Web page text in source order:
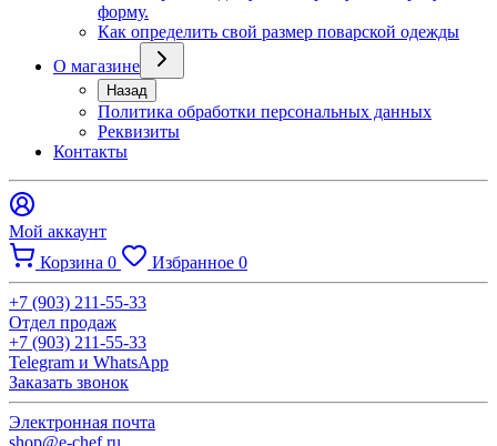
форму.
Как определить свой размер поварской одежды
О магазине
Назад
Политика обработки персональных данных
Реквизиты
Контакты
Мой аккаунт
Корзина 0 Избранное 0
+7 (903) 211-55-33
Отдел продаж
+7 (903) 211-55-33
Telegram и WhatsApp
Заказать звонок
Электронная почта